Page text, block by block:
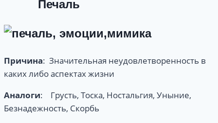
Печаль
Причина: Значительная неудовлетворенность в
каких либо аспектах жизни
Аналоги: Грусть, Тоска, Ностальгия, Уныние,
Безнадежность, Скорбь